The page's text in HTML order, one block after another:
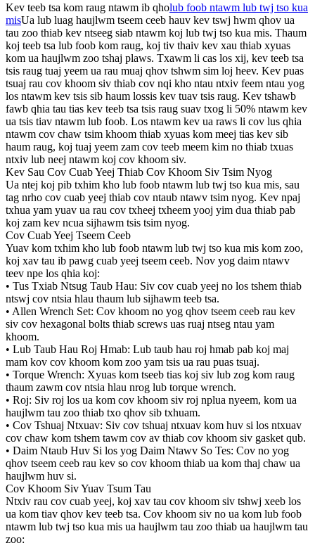
Kev teeb tsa kom raug ntawm ib qholub foob ntawm lub twj tso kua
misUa lub luag haujlwm tseem ceeb hauv kev tswj hwm qhov ua
tau zoo thiab kev ntseeg siab ntawm koj lub twj tso kua mis. Thaum
koj teeb tsa lub foob kom raug, koj tiv thaiv kev xau thiab xyuas
kom ua haujlwm zoo tshaj plaws. Txawm li cas los xij, kev teeb tsa
tsis raug tuaj yeem ua rau muaj qhov tshwm sim loj heev. Kev puas
tsuaj rau cov khoom siv thiab cov nqi kho ntau ntxiv feem ntau yog
los ntawm kev tsis sib haum lossis kev tuav tsis raug. Kev tshawb
fawb qhia tau tias kev teeb tsa tsis raug suav txog li 50% ntawm kev
ua tsis tiav ntawm lub foob. Los ntawm kev ua raws li cov lus qhia
ntawm cov chaw tsim khoom thiab xyuas kom meej tias kev sib
haum raug, koj tuaj yeem zam cov teeb meem kim no thiab txuas
ntxiv lub neej ntawm koj cov khoom siv.
Kev Sau Cov Cuab Yeej Thiab Cov Khoom Siv Tsim Nyog
Ua ntej koj pib txhim kho lub foob ntawm lub twj tso kua mis, sau
tag nrho cov cuab yeej thiab cov ntaub ntawv tsim nyog. Kev npaj
txhua yam yuav ua rau cov txheej txheem yooj yim dua thiab pab
koj zam kev ncua sijhawm tsis tsim nyog.
Cov Cuab Yeej Tseem Ceeb
Yuav kom txhim kho lub foob ntawm lub twj tso kua mis kom zoo,
koj xav tau ib pawg cuab yeej tseem ceeb. Nov yog daim ntawv
teev npe los qhia koj:
• Tus Txiab Ntsug Taub Hau: Siv cov cuab yeej no los tshem thiab
ntswj cov ntsia hlau thaum lub sijhawm teeb tsa.
• Allen Wrench Set: Cov khoom no yog qhov tseem ceeb rau kev
siv cov hexagonal bolts thiab screws uas ruaj ntseg ntau yam
khoom.
• Lub Taub Hau Roj Hmab: Lub taub hau roj hmab pab koj maj
mam kov cov khoom kom zoo yam tsis ua rau puas tsuaj.
• Torque Wrench: Xyuas kom tseeb tias koj siv lub zog kom raug
thaum zawm cov ntsia hlau nrog lub torque wrench.
• Roj: Siv roj los ua kom cov khoom siv roj nplua nyeem, kom ua
haujlwm tau zoo thiab txo qhov sib txhuam.
• Cov Tshuaj Ntxuav: Siv cov tshuaj ntxuav kom huv si los ntxuav
cov chaw kom tshem tawm cov av thiab cov khoom siv gasket qub.
• Daim Ntaub Huv Si los yog Daim Ntawv So Tes: Cov no yog
qhov tseem ceeb rau kev so cov khoom thiab ua kom thaj chaw ua
haujlwm huv si.
Cov Khoom Siv Yuav Tsum Tau
Ntxiv rau cov cuab yeej, koj xav tau cov khoom siv tshwj xeeb los
ua kom tiav qhov kev teeb tsa. Cov khoom siv no ua kom lub foob
ntawm lub twj tso kua mis ua haujlwm tau zoo thiab ua haujlwm tau
zoo: